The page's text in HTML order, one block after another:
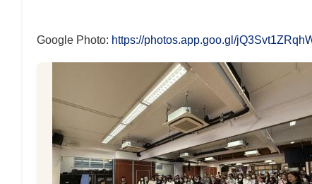
Google Photo: https://photos.app.goo.gl/